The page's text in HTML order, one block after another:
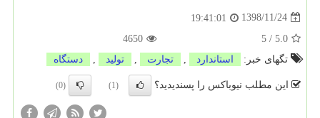
1398/11/24
19:41:01
5.0
/
5
4650
تگهای خبر:
استاندارد تجارت تولید دستگاه
این مطلب نیوباکس را پسندیدید؟ (1)
(0)